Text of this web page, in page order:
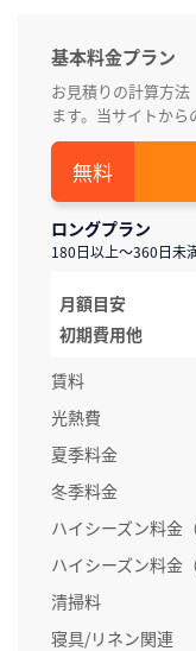
基本料金プラン
お見積りの計算方
ます。当サイトから
ロングプラン
180日以上～360日未
月額目安
初期費用他
賃料
光熱費
夏季料金
冬季料金
ハイシーズン料金（
ハイシーズン料金（
清掃料
寝具/リネン関連